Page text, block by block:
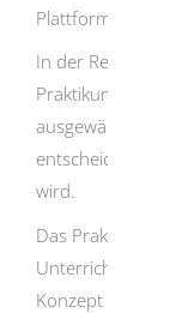
Plattformen zur
In der Regel teilen
Praktikumsstelle
ausgewählten
entscheidet dann,
wird.
Das Praktikum
Unterrichtswoche.
Konzept der